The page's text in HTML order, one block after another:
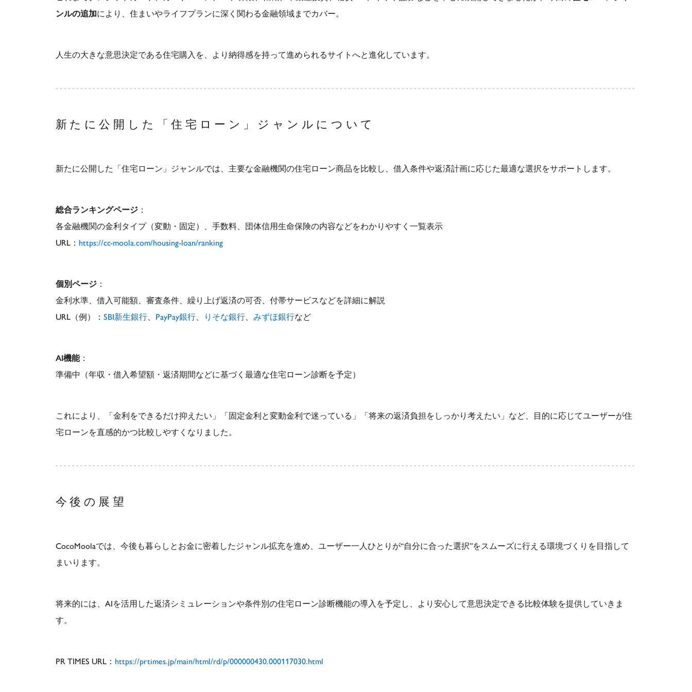
ンルの追加により、住まいやライフプランに深く関わる金融領域までカバー。
人生の大きな意思決定である住宅購入を、より納得感を持って進められるサイトへと進化しています。
新たに公開した「住宅ローン」ジャンルについて
新たに公開した「住宅ローン」ジャンルでは、主要な金融機関の住宅ローン商品を比較し、借入条件や返済計画に応じた最適な選択をサポートします。
総合ランキングページ：
各金融機関の金利タイプ（変動・固定）、手数料、団体信用生命保険の内容などをわかりやすく一覧表示
URL： https://cc-moola.com/housing-loan/ranking
個別ページ：
金利水準、借入可能額、審査条件、繰り上げ返済の可否、付帯サービスなどを詳細に解説
URL（例）： SBI新生銀行、 PayPay銀行、 りそな銀行、 みずほ銀行など
AI機能：
準備中（年収・借入希望額・返済期間などに基づく最適な住宅ローン診断を予定）
これにより、「金利をできるだけ抑えたい」「固定金利と変動金利で迷っている」「将来の返済負担をしっかり考えたい」など、目的に応じてユーザーが住
宅ローンを直感的かつ比較しやすくなりました。
今後の展望
CocoMoolaでは、今後も暮らしとお金に密着したジャンル拡充を進め、ユーザー一人ひとりが“自分に合った選択”をスムーズに行える環境づくりを目指して
まいります。
将来的には、AIを活用した返済シミュレーションや条件別の住宅ローン診断機能の導入を予定し、より安心して意思決定できる比較体験を提供していきま
す。
PR TIMES URL： https://prtimes.jp/main/html/rd/p/000000430.000117030.html